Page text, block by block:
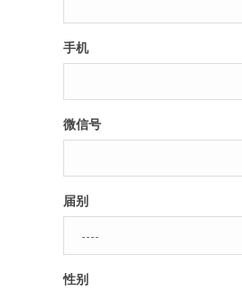
手机
微信号
届别
性别